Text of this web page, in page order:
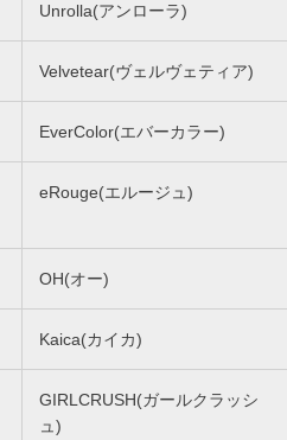
Unrolla(アンローラ)
Velvetear(ヴェルヴェティア)
EverColor(エバーカラー)
eRouge(エルージュ)
OH(オー)
Kaica(カイカ)
GIRLCRUSH(ガールクラッシ
ュ)